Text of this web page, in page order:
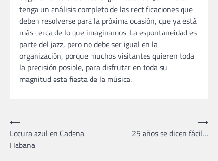
tenga un análisis completo de las rectificaciones que
deben resolverse para la próxima ocasión, que ya está
más cerca de lo que imaginamos. La espontaneidad es
parte del jazz, pero no debe ser igual en la
organización, porque muchos visitantes quieren toda
la precisión posible, para disfrutar en toda su
magnitud esta fiesta de la música.
Navegación
de
entradas
⟵
Locura azul en Cadena
Habana
25 años se dicen fácil…
⟶